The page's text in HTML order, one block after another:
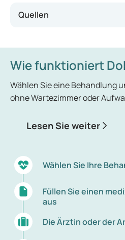
Quellen
Wie funktioniert
Wählen Sie eine Behandlung
ohne Wartezimmer oder
Lesen Sie weiter
Wählen Sie Ihre
Füllen Sie einen
aus
Die Ärztin oder der